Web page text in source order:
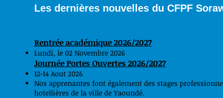
Les dernières nouvelles du CFPF
Rentrée académique 2026/2027
Lundi, le 02 Novembre 2026
Journée Portes Ouvertes 2026/2027
12-14 Aout 2026
Nos apprenantes font également des stages
hotellières de la ville de Yaoundé.